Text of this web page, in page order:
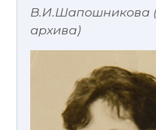
В.И.Шапошникова
архива)